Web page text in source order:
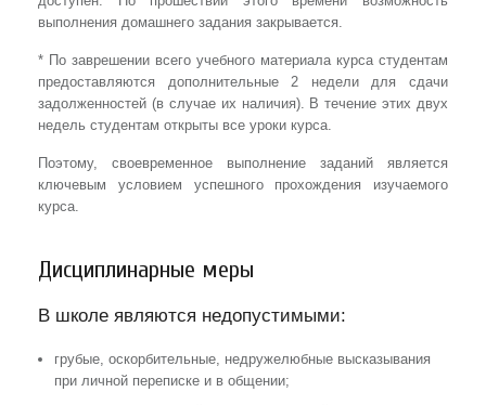
выполнения домашнего задания закрывается.
* По заврешении всего учебного материала курса студентам
предоставляются дополнительные 2 недели для сдачи
задолженностей (в случае их наличия). В течение этих двух
недель студентам открыты все уроки курса.
Поэтому, своевременное выполнение заданий является
ключевым условием успешного прохождения изучаемого
курса.
Дисциплинарные меры
В школе являются недопустимыми:
грубые, оскорбительные, недружелюбные высказывания
при личной переписке и в общении;